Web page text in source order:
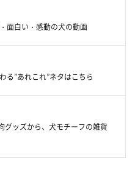
面白い・感動の犬の動画
る”あれこれ”ネタはこちら
グッズから、犬モチーフの雑貨